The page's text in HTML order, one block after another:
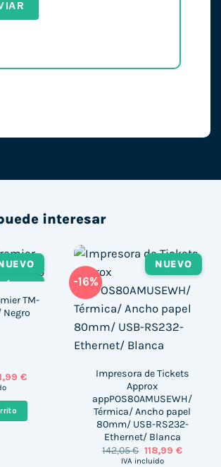
interesar
TM-
Negro
€.
€El
es:
-16%
NUEVO
Impresora de Tickets
Approx
appPOS80AMUSEWH/
Térmica/ Ancho papel
80mm/ USB-RS232-
Ethernet/ Blanca
142,05€ El
precio
118,99 €El
IVA incluido